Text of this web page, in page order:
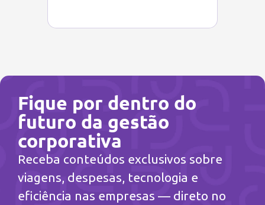
Fique por dentro do
futuro da gestão
corporativa
Receba conteúdos exclusivos sobre
viagens, despesas, tecnologia e
eficiência nas empresas — direto no